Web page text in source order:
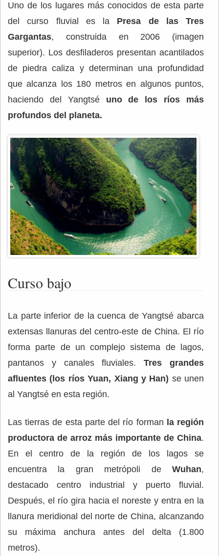
Uno de los lugares más conocidos de esta parte
del curso fluvial es la Presa de las Tres
Gargantas, construida en 2006 (imagen
superior). Los desfiladeros presentan acantilados
de piedra caliza y determinan una profundidad
que alcanza los 180 metros en algunos puntos,
haciendo del Yangtsé uno de los ríos más
profundos del planeta.
Curso bajo
La parte inferior de la cuenca de Yangtsé abarca
extensas llanuras del centro-este de China. El río
forma parte de un complejo sistema de lagos,
pantanos y canales fluviales.Tres grandes
afluentes (los ríos Yuan, Xiang y Han) se unen
al Yangtsé en esta región.
Las tierras de esta parte del río forman la región
productora de arroz más importante de China.
En el centro de la región de los lagos se
encuentra la gran metrópoli de Wuhan,
destacado centro industrial y puerto fluvial.
Después, el río gira hacia el noreste y entra en la
llanura meridional del norte de China, alcanzando
su máxima anchura antes del delta (1.800
metros).